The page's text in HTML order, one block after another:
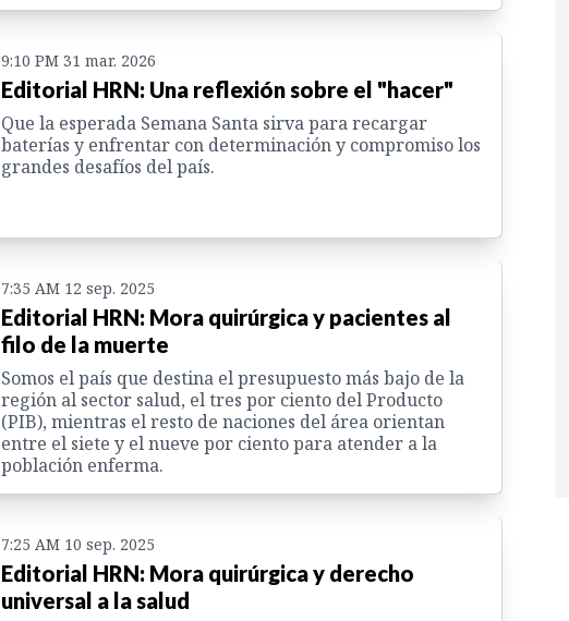
9:10 PM 31 mar. 2026
Editorial HRN: Una reflexión sobre el "hacer"
Que la esperada Semana Santa sirva para recargar
baterías y enfrentar con determinación y compromiso los
grandes desafíos del país.
7:35 AM 12 sep. 2025
Editorial HRN: Mora quirúrgica y pacientes al
filo de la muerte
Somos el país que destina el presupuesto más bajo de la
región al sector salud, el tres por ciento del Producto
(PIB), mientras el resto de naciones del área orientan
entre el siete y el nueve por ciento para atender a la
población enferma.
7:25 AM 10 sep. 2025
Editorial HRN: Mora quirúrgica y derecho
universal a la salud